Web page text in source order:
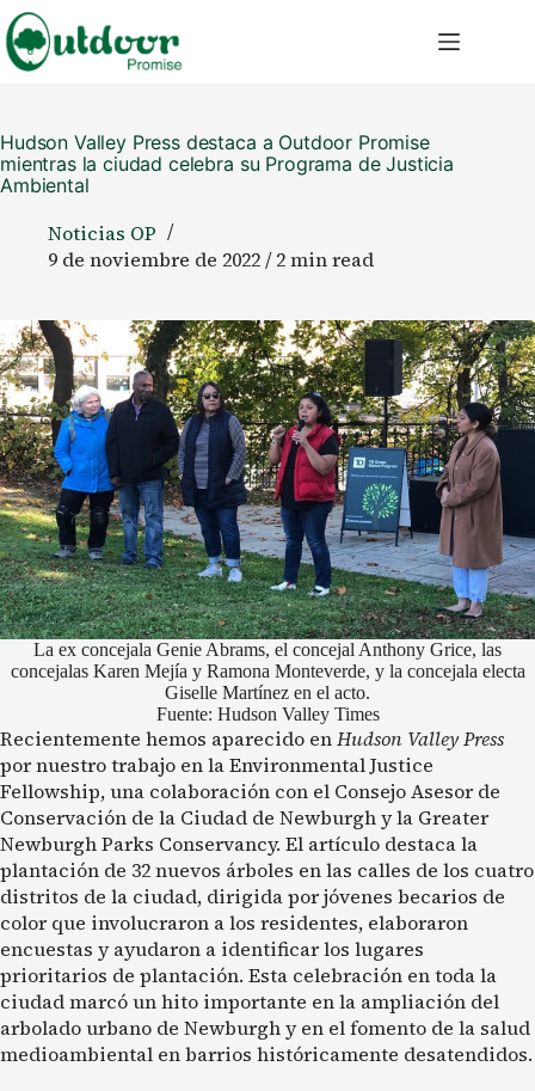
Saltar
al
contenido
Hudson Valley Press destaca a Outdoor Promise
mientras la ciudad celebra su Programa de Justicia
Ambiental
Noticias OP
9 de noviembre de 2022 / 2 min read
La ex concejala Genie Abrams, el concejal Anthony Grice, las
concejalas Karen Mejía y Ramona Monteverde, y la concejala electa
Giselle Martínez en el acto.
Fuente: Hudson Valley Times
Recientemente hemos aparecido enHudson Valley Press
por nuestro trabajo en la Environmental Justice
Fellowship, una colaboración con el Consejo Asesor de
Conservación de la Ciudad de Newburgh y la Greater
Newburgh Parks Conservancy. El artículo destaca la
plantación de 32 nuevos árboles en las calles de los cuatro
distritos de la ciudad, dirigida por jóvenes becarios de
color que involucraron a los residentes, elaboraron
encuestas y ayudaron a identificar los lugares
prioritarios de plantación. Esta celebración en toda la
ciudad marcó un hito importante en la ampliación del
arbolado urbano de Newburgh y en el fomento de la salud
medioambiental en barrios históricamente desatendidos.